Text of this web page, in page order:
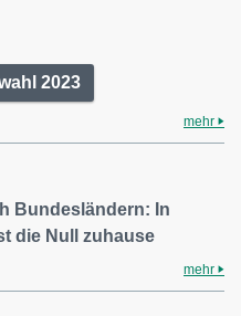
2023
mehr
Bundesländern: In
die Null zuhause
mehr